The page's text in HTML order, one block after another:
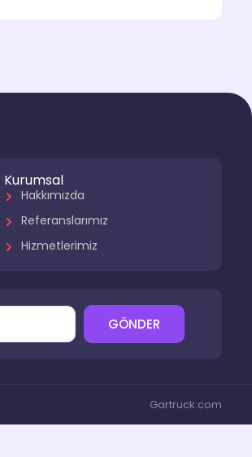
Kurumsal
Hakkımızda
Referanslarımız
Hizmetlerimiz
GÖNDER
Gartruck.com